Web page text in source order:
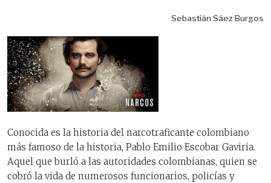
Sebastián Sáez Burgos
Conocida es la historia del narcotraficante colombiano
más famoso de la historia, Pablo Emilio Escobar Gaviria.
Aquel que burló a las autoridades colombianas, quien se
cobró la vida de numerosos funcionarios, policías y